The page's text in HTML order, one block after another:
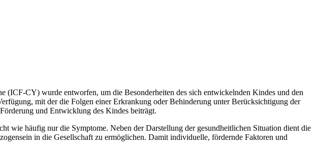
CY) wurde entworfen, um die Besonderheiten des sich entwickelnden Kindes und den
mit der die Folgen einer Erkrankung oder Behinderung unter Berücksichtigung der
und Entwicklung des Kindes beiträgt.
wie häufig nur die Symptome. Neben der Darstellung der gesundheitlichen Situation dient die
in die Gesellschaft zu ermöglichen. Damit individuelle, fördernde Faktoren und